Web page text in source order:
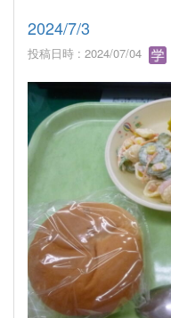
2024/7/3
投稿日時 : 2024/07/04